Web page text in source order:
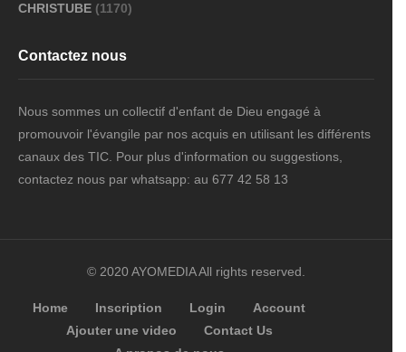
CHRISTUBE (1170)
Contactez nous
Nous sommes un collectif d'enfant de Dieu engagé à
promouvoir l'évangile par nos acquis en utilisant les différents
canaux des TIC. Pour plus d'information ou suggestions,
contactez nous par whatsapp: au 677 42 58 13
© 2020 AYOMEDIA All rights reserved.
Home Inscription Login
Account
Ajouter une video
Contact Us